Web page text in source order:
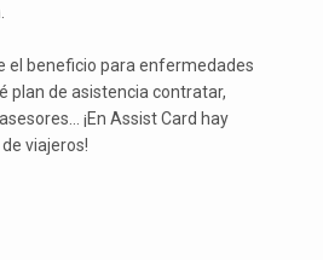
el beneficio para enfermedades
plan de asistencia contratar,
¡En Assist Card hay
viajeros!